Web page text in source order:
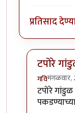
प्रतिसाद
टपोरे
गविमंगळवार,
In reply
टपोरे